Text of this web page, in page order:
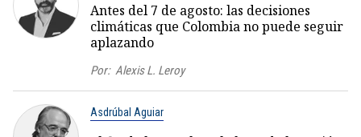
Antes del 7 de agosto: las decisiones
climáticas que Colombia no puede seguir
aplazando
Por: Alexis L. Leroy
Asdrúbal Aguiar